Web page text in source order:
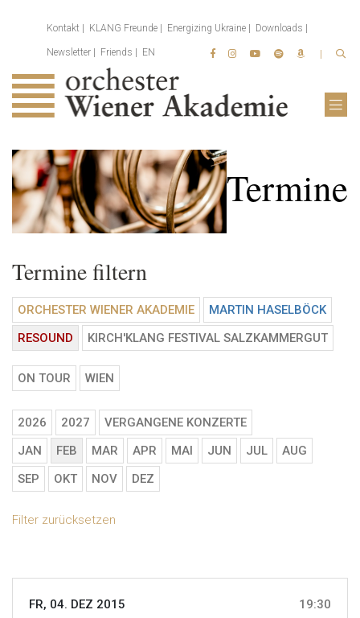
Kontakt KLANG Freunde Energizing Ukraine Downloads
Newsletter Friends EN
Termine
Termine filtern
ORCHESTER WIENER AKADEMIE
MARTIN HASELBÖCK
RESOUND
KIRCH'KLANG FESTIVAL SALZKAMMERGUT
ON TOUR WIEN
2026 2027
VERGANGENE KONZERTE
JAN
FEB MAR APR MAI JUN JUL
AUG
SEP
OKT NOV DEZ
Filter zurücksetzen
FR, 04. DEZ 2015 19:30